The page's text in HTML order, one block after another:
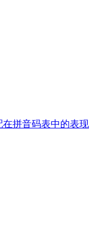
在拼音码表中的表现